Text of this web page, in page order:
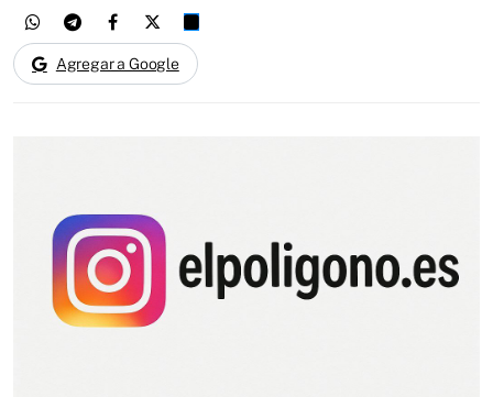
Agregar a Google